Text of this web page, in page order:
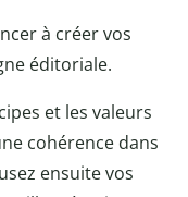
à créer vos
éditoriale.
et les valeurs
cohérence dans
ensuite vos